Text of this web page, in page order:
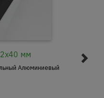
мм
Алюминиевый